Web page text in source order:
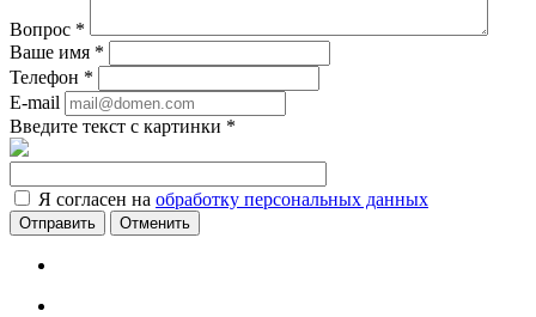
Вопрос *
Ваше имя *
Телефон *
E-mail
Введите текст с картинки *
Я согласен на обработку персональных данных
Отменить